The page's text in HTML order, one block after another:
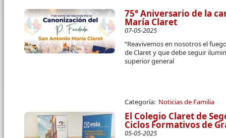
75° Aniversario de la
María Claret
07-05-2025
“Reavivemos en nosotros el
de Claret y que debe seguir
superior general
Categoría: Noticias de Familia
El Colegio Claret de
Ciclos Formativos de
05-05-2025